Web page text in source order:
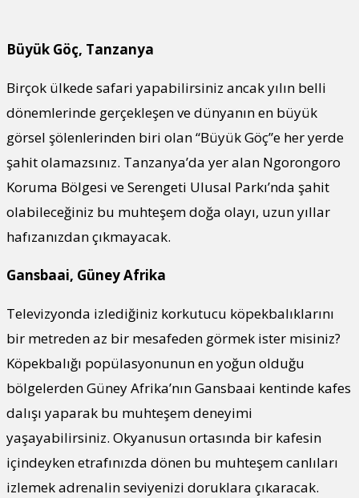
Büyük Göç, Tanzanya
Birçok ülkede safari yapabilirsiniz ancak yılın belli
dönemlerinde gerçekleşen ve dünyanın en büyük
görsel şölenlerinden biri olan “Büyük Göç”e her yerde
şahit olamazsınız. Tanzanya’da yer alan Ngorongoro
Koruma Bölgesi ve Serengeti Ulusal Parkı’nda şahit
olabileceğiniz bu muhteşem doğa olayı, uzun yıllar
hafızanızdan çıkmayacak.
Gansbaai, Güney Afrika
Televizyonda izlediğiniz korkutucu köpekbalıklarını
bir metreden az bir mesafeden görmek ister misiniz?
Köpekbalığı popülasyonunun en yoğun olduğu
bölgelerden Güney Afrika’nın Gansbaai kentinde kafes
dalışı yaparak bu muhteşem deneyimi
yaşayabilirsiniz. Okyanusun ortasında bir kafesin
içindeyken etrafınızda dönen bu muhteşem canlıları
izlemek adrenalin seviyenizi doruklara çıkaracak.